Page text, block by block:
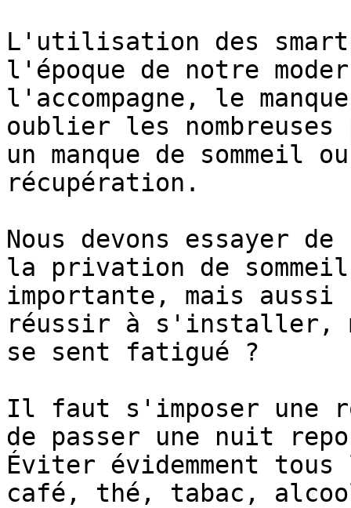
L'utilisation des
l'époque de notre
l'accompagne, le
oublier les
un manque de sommeil
récupération.
Nous devons essayer
la privation de
importante, mais
réussir à s'installer,
se sent fatigué ?
Il faut s'imposer une
de passer une nuit
Éviter évidemment
café, thé, tabac,